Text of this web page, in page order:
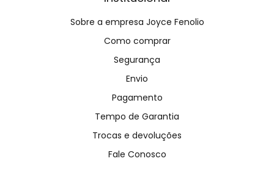
Sobre a empresa Joyce Fenolio
Como comprar
Segurança
Envio
Pagamento
Tempo de Garantia
Trocas e devoluções
Fale Conosco